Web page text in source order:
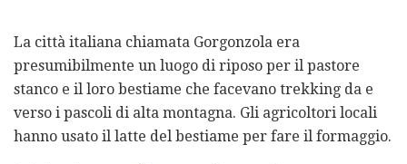
La città italiana chiamata Gorgonzola era
presumibilmente un luogo di riposo per il pastore
stanco e il loro bestiame che facevano trekking da e
verso i pascoli di alta montagna. Gli agricoltori locali
hanno usato il latte del bestiame per fare il formaggio.